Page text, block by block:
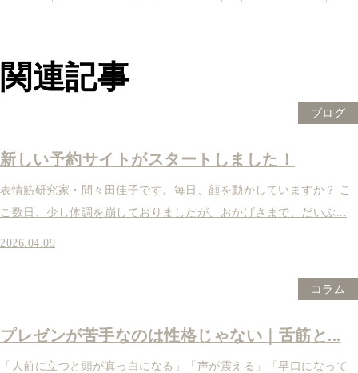
関連記事
ブログ
新しい予約サイトがスタートしました！
表情筋研究家・間々田佳子です。毎日、顔を動かしていますか？ こ
こ数日、少し体調を崩しておりましたが、おかげさまで、だいぶ...
2026.04.09
コラム
プレゼンが苦手なのは性格じゃない｜舌筋と...
「人前に立つと頭が真っ白になる」「声が震える」「早口になって